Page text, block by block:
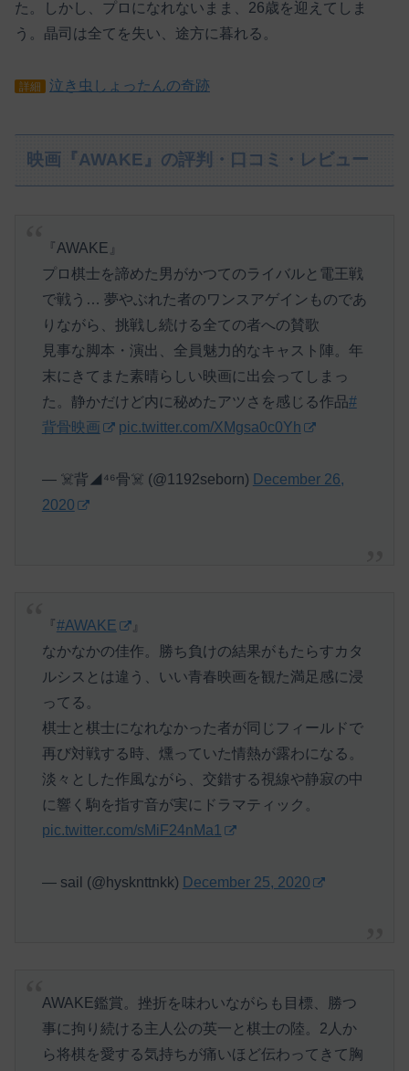
た。しかし、プロになれないまま、26歳を迎えてしま
う。晶司は全てを失い、途方に暮れる。
詳細 泣き虫しょったんの奇跡
映画『AWAKE』の評判・口コミ・レビュー
『AWAKE』
プロ棋士を諦めた男がかつてのライバルと電王戦
で戦う… 夢やぶれた者のワンスアゲインものであ
りながら、挑戦し続ける全ての者への賛歌
見事な脚本・演出、全員魅力的なキャスト陣。年
末にきてまた素晴らしい映画に出会ってしまっ
た。静かだけど内に秘めたアツさを感じる作品#
背骨映画
pic.twitter.com/XMgsa0c0Yh
— ☠️背◢⁴⁶骨☠️ (@1192seborn) December 26,
2020
『#AWAKE
』
なかなかの佳作。勝ち負けの結果がもたらすカタ
ルシスとは違う、いい青春映画を観た満足感に浸
ってる。
棋士と棋士になれなかった者が同じフィールドで
再び対戦する時、燻っていた情熱が露わになる。
淡々とした作風ながら、交錯する視線や静寂の中
に響く駒を指す音が実にドラマティック。
pic.twitter.com/sMiF24nMa1
— sail (@hysknttnkk) December 25, 2020
AWAKE鑑賞。挫折を味わいながらも目標、勝つ
事に拘り続ける主人公の英一と棋士の陸。2人か
ら将棋を愛する気持ちが痛いほど伝わってきて胸